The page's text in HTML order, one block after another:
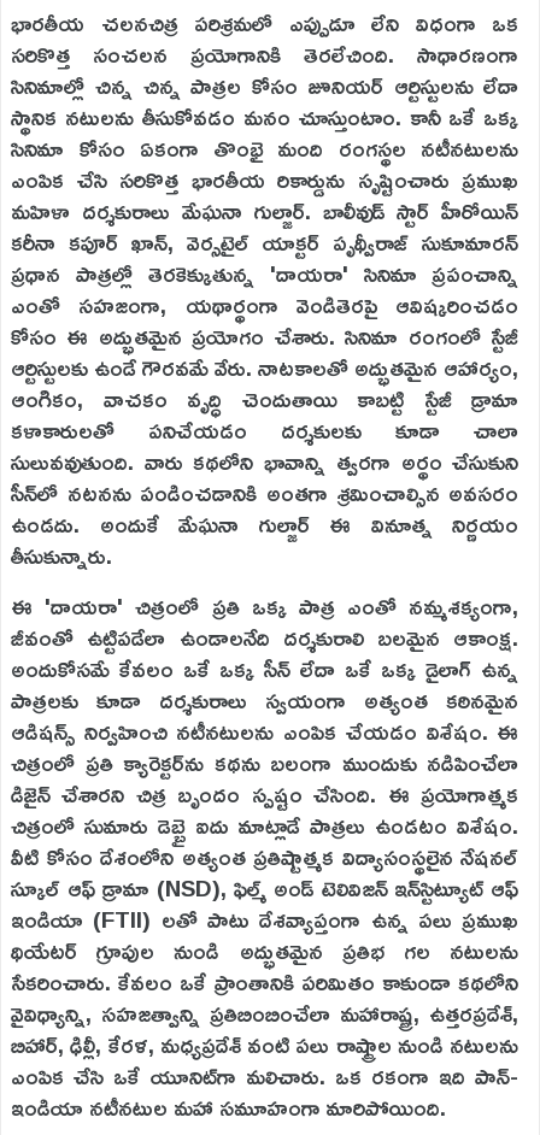
భారతీయ చలనచిత్ర పరిశ్రమలో ఎప్పుడూ లేని విధంగా ఒక
సరికొత్త సంచలన ప్రయోగానికి తెరలేచింది. సాధారణంగా
సినిమాల్లో చిన్న చిన్న పాత్రల కోసం జూనియర్ ఆర్టిస్టులను లేదా
స్థానిక నటులను తీసుకోవడం మనం చూస్తుంటాం. కానీ ఒకే ఒక్క
సినిమా కోసం ఏకంగా తొంభై మంది రంగస్థల నటీనటులను
ఎంపిక చేసి సరికొత్త భారతీయ రికార్డును సృష్టించారు ప్రముఖ
మహిళా దర్శకురాలు మేఘనా గుల్జార్. బాలీవుడ్ స్టార్ హీరోయిన్
కరీనా కపూర్ ఖాన్, వెర్సటైల్ యాక్టర్ పృథ్వీరాజ్ సుకూమారన్
ప్రధాన పాత్రల్లో తెరకెక్కుతున్న 'దాయరా' సినిమా ప్రపంచాన్ని
ఎంతో సహజంగా, యథార్థంగా వెండితెరపై ఆవిష్కరించడం
కోసం ఈ అద్భుతమైన ప్రయోగం చేశారు. సినిమా రంగంలో స్టేజీ
ఆర్టిస్టులకు ఉండే గౌరవమే వేరు. నాటకాలతో అద్భుతమైన ఆహార్యం,
ఆంగికం, వాచకం వృద్ధి చెందుతాయి కాబట్టి స్టేజీ డ్రామా
కళాకారులతో పనిచేయడం దర్శకులకు కూడా చాలా
సులువవుతుంది. వారు కథలోని భావాన్ని త్వరగా అర్థం చేసుకుని
సీన్‌లో నటనను పండించడానికి అంతగా శ్రమించాల్సిన అవసరం
ఉండదు. అందుకే మేఘనా గుల్జార్ ఈ వినూత్న నిర్ణయం
తీసుకున్నారు.
ఈ 'దాయరా' చిత్రంలో ప్రతి ఒక్క పాత్ర ఎంతో నమ్మశక్యంగా,
జీవంతో ఉట్టిపడేలా ఉండాలనేది దర్శకురాలి బలమైన ఆకాంక్ష.
అందుకోసమే కేవలం ఒకే ఒక్క సీన్ లేదా ఒకే ఒక్క డైలాగ్ ఉన్న
పాత్రలకు కూడా దర్శకురాలు స్వయంగా అత్యంత కఠినమైన
ఆడిషన్స్ నిర్వహించి నటీనటులను ఎంపిక చేయడం విశేషం. ఈ
చిత్రంలో ప్రతి క్యారెక్టర్‌ను కథను బలంగా ముందుకు నడిపించేలా
డిజైన్ చేశారని చిత్ర బృందం స్పష్టం చేసింది. ఈ ప్రయోగాత్మక
చిత్రంలో సుమారు డెబ్బై ఐదు మాట్లాడే పాత్రలు ఉండటం విశేషం.
వీటి కోసం దేశంలోని అత్యంత ప్రతిష్టాత్మక విద్యాసంస్థలైన నేషనల్
స్కూల్ ఆఫ్ డ్రామా (NSD), ఫిల్మ్ అండ్ టెలివిజన్ ఇన్‌స్టిట్యూట్ ఆఫ్
ఇండియా (FTII) లతో పాటు దేశవ్యాప్తంగా ఉన్న పలు ప్రముఖ
థియేటర్ గ్రూపుల నుండి అద్భుతమైన ప్రతిభ గల నటులను
సేకరించారు. కేవలం ఒకే ప్రాంతానికి పరిమితం కాకుండా కథలోని
వైవిధ్యాన్ని, సహజత్వాన్ని ప్రతిబింబించేలా మహారాష్ట్ర, ఉత్తరప్రదేశ్,
బిహార్, ఢిల్లీ, కేరళ, మధ్యప్రదేశ్ వంటి పలు రాష్ట్రాల నుండి నటులను
ఎంపిక చేసి ఒకే యూనిట్‌గా మలిచారు. ఒక రకంగా ఇది పాన్-
ఇండియా నటీనటుల మహా సమూహంగా మారిపోయింది.